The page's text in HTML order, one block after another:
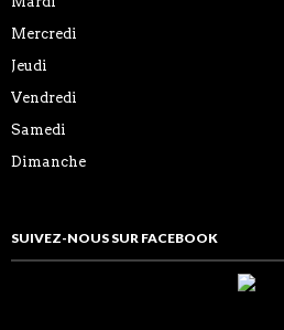
Mercredi
Jeudi
Vendredi
Samedi
Dimanche
SUIVEZ-NOUS SUR FACEBOOK